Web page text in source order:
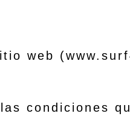
web (
condiciones